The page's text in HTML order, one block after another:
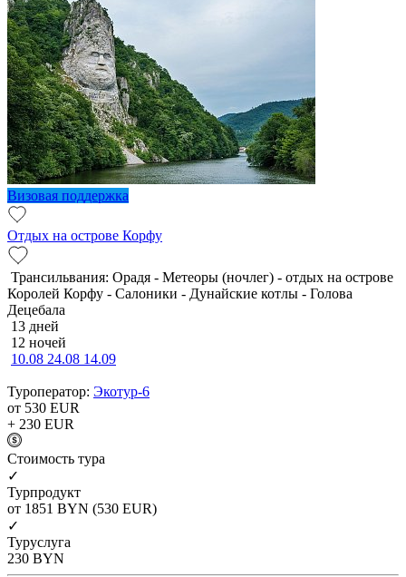
Визовая поддержка
Отдых на острове Корфу
Трансильвания: Орадя - Метеоры (ночлег) - отдых на острове
Королей Корфу - Салоники - Дунайские котлы - Голова
Децебала
13 дней
12 ночей
10.08 24.08 14.09
Туроператор: Экотур-6
от 530 EUR
+ 230 EUR
Cтоимость тура
✓
Турпродукт
от 1851 BYN (530 EUR)
✓
Туруслуга
230 BYN